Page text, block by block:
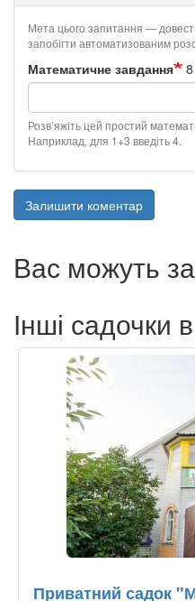
Мета цього запитання —
запобігти автоматизованим
Математичне завдання
Розв’яжіть цей простий
Наприклад, для 1+3 введіть 4.
Залишити коментар
Вас можуть
Інші садочки
Приватний садок